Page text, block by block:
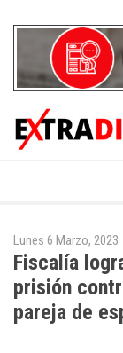
Lunes 6 Marzo, 2023
Fiscalía
prisión
pareja de